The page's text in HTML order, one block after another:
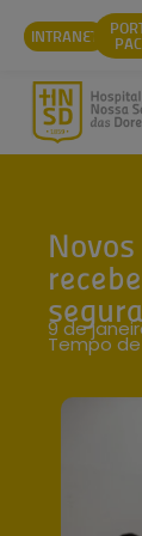
conteúdo
INTRANET
9 de
Tempo